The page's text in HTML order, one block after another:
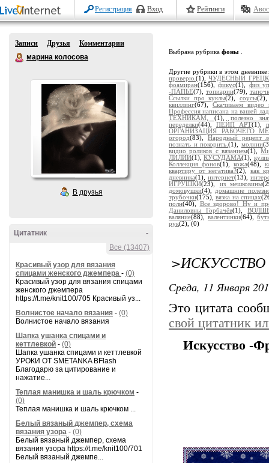
Регистрация Вход Рейтинги
Записи Друзья
Комментарии
марина колосова
В друзья
-
Цитатник
Все (13407)
Красивый узор для вязания
спицами женского джемпера - (0)
Красивый узор для вязания спицами
женского джемпера
https://t.me/knit100/705 Красивый уз...
Волнистое начало вязания - (0)
Волнистое начало вязания
Шапка ушанка спицами и
кеттлевкой - (0)
Шапка ушанка спицами и кеттлевкой
УРОКИ ОТ SMETANKA BFlash
Благодарю за цитирование и
нажатие...
Теплая манишка и шаль крючком -
(0)
Теплая манишка и шаль крючком ...
Белый вязаный джемпер, схема
вязания узора - (0)
Белый вязаный джемпер, схема
вязания узора https://t.me/knit100/701
Белый вязаный джемпе...
Выбрана рубрика фоны
Другие рубрики в этом
проверю. (1),ЧУДЕСНЫЙ
фоамиран(156),фикус(1), физ
-ПАПЬЕ(7), топиарии(79),
Ссылки про куклы(2), соусы
квиллинг(67), Скачиваем
Профессия написана на вашей
ТЕХНИКАМ, (1), полезно
переделки(44), ПЕЙП АРТ(1),
ОРГАНИЗАЦИЯ РАБОЧЕГО
огород(83), Народный рецепт
познать и покорить.(1), молнии
видио роликов с вязанием(1),
ЛИЛИИ(1),КУСУДАМА(1),
Коллекция фонов(1), кожа(48),
квартиру от негатива?(2),как
дневника(1),интернет(13),
ИГРУШКИ(23), из мешковины
домовушки(4), домашние
трубочки(175),вязка на спицах
полн(40), Все здорово! Ну и
Даниловны Горбачёв(1),
валяние(88),валентинки(64),
рук(2), (0)
Среда, 11 Января
Это цитата
свой цитатник
Искусство -